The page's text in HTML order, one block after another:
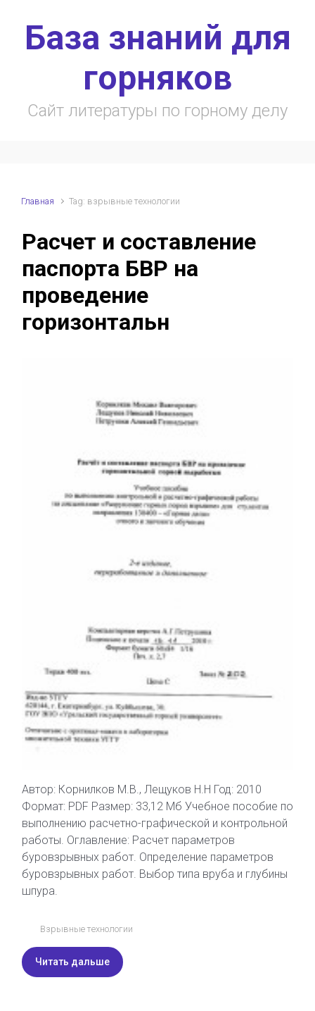
База знаний для
горняков
Сайт литературы по горному делу
Главная Tag: взрывные технологии
Расчет и составление
паспорта БВР на
проведение
горизонтальн
Автор: Корнилков М.В., Лещуков Н.Н Год: 2010
Формат: PDF Размер: 33,12 Мб Учебное пособие по
выполнению расчетно-графической и контрольной
работы. Оглавление: Расчет параметров
буровзрывных работ. Определение параметров
буровзрывных работ. Выбор типа вруба и глубины
шпура.
Взрывные технологии
Читать дальше